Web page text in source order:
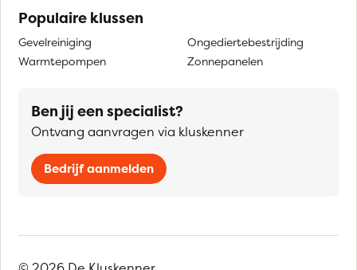
Populaire klussen
Gevelreiniging
Warmtepompen
Ongediertebestrijding
Zonnepanelen
Ben jij een specialist?
Ontvang aanvragen via kluskenner
Bedrijf aanmelden